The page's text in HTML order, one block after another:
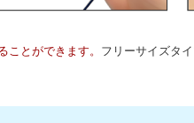
ことができます。 フリーサイズタ